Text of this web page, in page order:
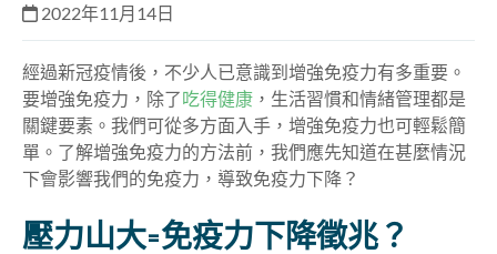
2022年11月14日
經過新冠疫情後，不少人已意識到增強免疫力有多重要。
要增強免疫力，除了吃得健康 ，生活習慣和情緒管理都是
關鍵要素。我們可從多方面入手，增強免疫力也可輕鬆簡
單。了解增強免疫力的方法前，我們應先知道在甚麼情況
下會影響我們的免疫力，導致免疫力下降？
壓力山大=免疫力下降徵兆？